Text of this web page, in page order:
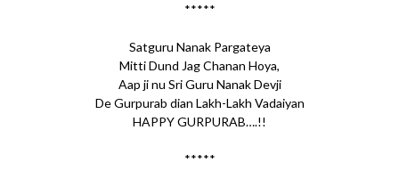
*****
Satguru Nanak Pargateya
Mitti Dund Jag Chanan Hoya,
Aap ji nu Sri Guru Nanak Devji
De Gurpurab dian Lakh-Lakh Vadaiyan
HAPPY GURPURAB….!!
*****